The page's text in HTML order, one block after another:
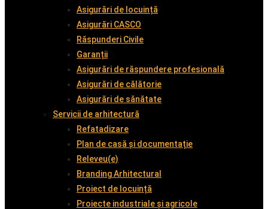
Asigurări de locuință
Asigurări CASCO
Răspunderi Civile
Garanții
Asigurări de răspundere profesională
Asigurări de călătorie
Asigurări de sănătate
Servicii de arhitectură
Refatadizare
Plan de casă și documentație
Releveu(e)
Branding Arhitectural
Proiect de locuință
Proiecte industriale și agricole